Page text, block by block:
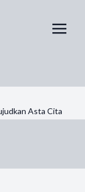
Asta Cita